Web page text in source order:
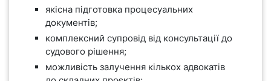
якісна підготовка процесуальних
документів;
комплексний супровід від консультації до
судового рішення;
можливість залучення кількох адвокатів